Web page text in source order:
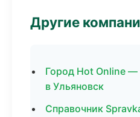
Другие
Город Hot Online —
в Ульяновск
Справочник